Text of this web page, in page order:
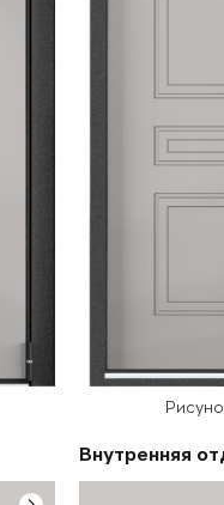
Внутренняя